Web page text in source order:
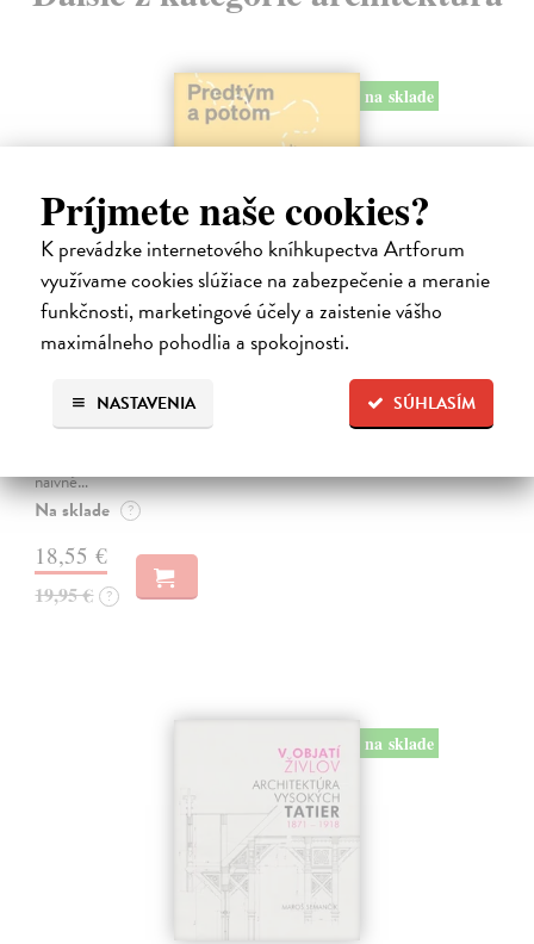
Príjmete naše cookies?
K prevádzke internetového kníhkupectva Artforum
využívame cookies slúžiace na zabezpečenie a meranie
funkčnosti, marketingové účely a zaistenie vášho
maximálneho pohodlia a spokojnosti.
SÚHLASÍM
NASTAVENIA
na sklade
Predtým a potom
Predtým tu bola vízia skupiny nadšencov, ktorí chceli premeniť
hlavné mesto Slovenska na modernú európsku metropolu. Dnes je tu
naivné…
Na sklade ?
18,55 €
19,95 € ?
na sklade